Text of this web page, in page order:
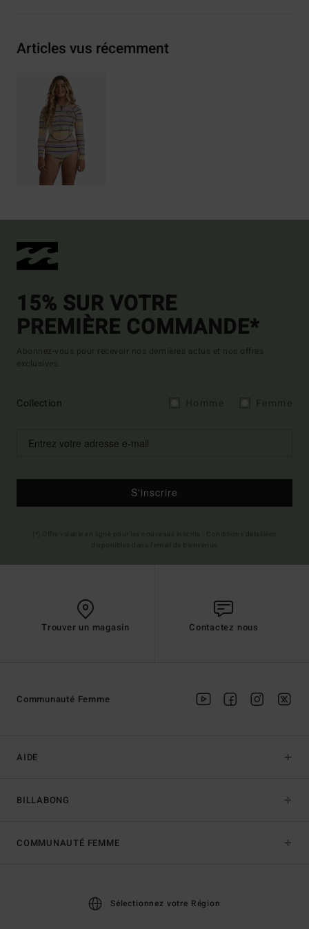
Articles vus récemment
15% SUR VOTRE
PREMIÈRE COMMANDE*
Abonnez-vous pour recevoir nos dernières actus et nos offres
exclusives.
Collection
S'inscrire
Trouver un magasin Contactez nous
AIDE
BILLABONG
Communauté Femme
COMMUNAUTÉ FEMME
Sélectionnez votre Région